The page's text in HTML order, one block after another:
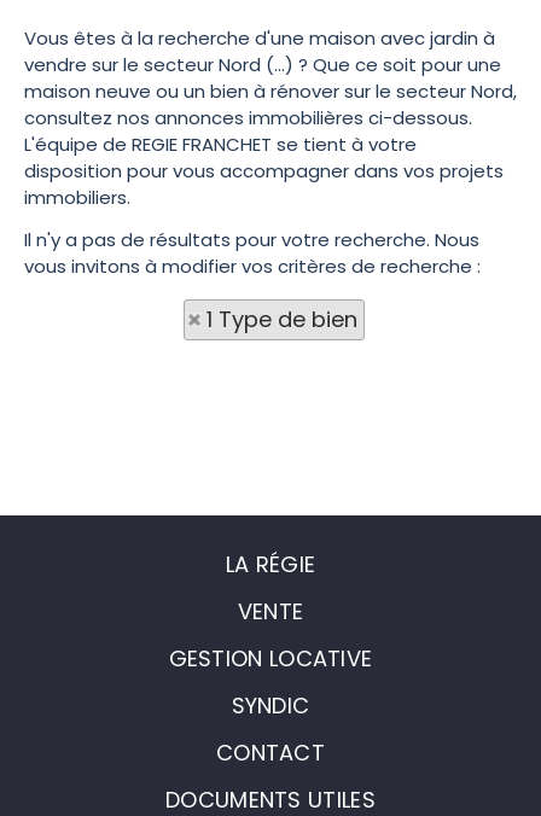
Vous êtes à la recherche d'une maison avec jardin à
vendre sur le secteur Nord (...) ? Que ce soit pour une
maison neuve ou un bien à rénover sur le secteur Nord,
consultez nos annonces immobilières ci-dessous.
L'équipe de REGIE FRANCHET se tient à votre
disposition pour vous accompagner dans vos projets
immobiliers.
Il n'y a pas de résultats pour votre recherche. Nous
vous invitons à modifier vos critères de recherche :
1 Type de bien
LA RÉGIE
VENTE
GESTION LOCATIVE
SYNDIC
CONTACT
DOCUMENTS UTILES